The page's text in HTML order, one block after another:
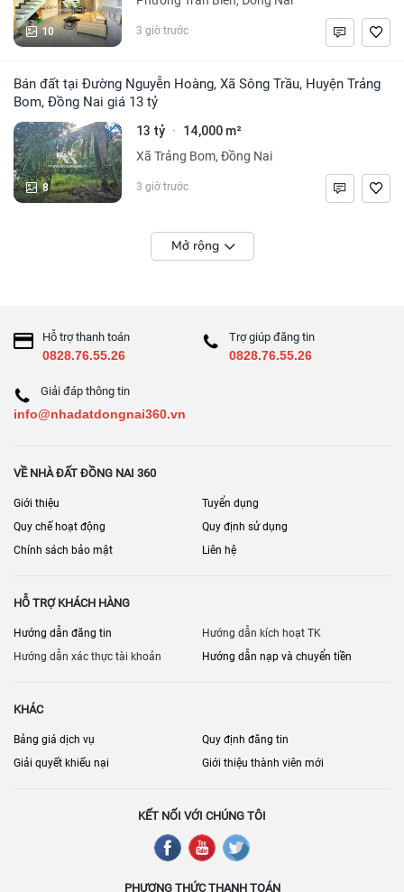
10 3 giờ trước
Bán đất tại Đường Nguyễn Hoàng, Xã Sông Trầu, Huyện Trảng
Bom, Đồng Nai giá 13 tỷ
8
13 tỷ · 14,000 m²
Xã Trảng Bom, Đồng Nai
3 giờ trước
Mở rộng
Hỗ trợ thanh toán
0828.76.55.26
Trợ giúp đăng tin
0828.76.55.26
Giải đáp thông tin
info@nhadatdongnai360.vn
VỀ NHÀ ĐẤT ĐỒNG NAI 360
Giới thiệu
Tuyển dụng
Quy chế hoạt động
Quy định sử dụng
Chính sách bảo mật
Liên hệ
HỖ TRỢ KHÁCH HÀNG
Hướng dẫn đăng tin
Hướng dẫn kích hoạt TK
Hướng dẫn xác thực tài khoản
Hướng dẫn nạp và chuyển tiền
KHÁC
Bảng giá dịch vụ
Quy định đăng tin
Giải quyết khiếu nại
Giới thiệu thành viên mới
KẾT NỐI VỚI CHÚNG TÔI
PHƯƠNG THỨC THANH TOÁN